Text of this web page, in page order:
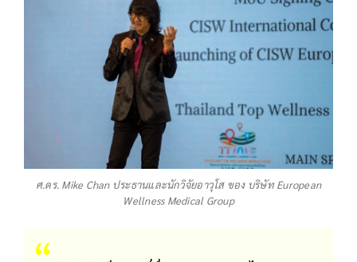
ศ.ดร. Mike Chan ประธานและนักวิจัยอาวุโส ของ บริษัท European
Wellness Medical Group